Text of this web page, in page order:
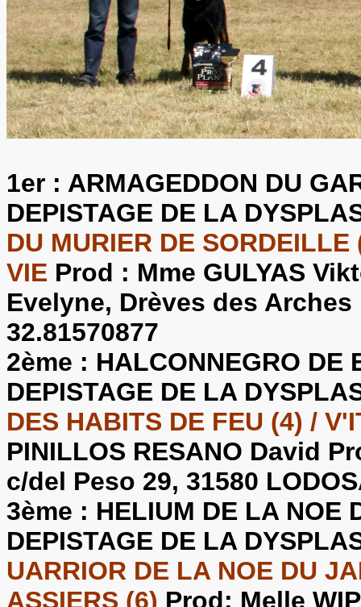
1er : ARMAGEDDON DU
DEPISTAGE DE LA
DU MURIER DE
VIE Prod : Mme GULYAS
Evelyne, Drèves des Arches
32.81570877
2ème : HALCONNEGRO DE
DEPISTAGE DE LA
DES HABITS DE FEU (4) /
PINILLOS RESANO David
c/del Peso 29, 31580
3ème : HELIUM DE LA NOE
DEPISTAGE DE LA
UARRIOR DE LA NOE DU
ASSIERS (6) Prod: Melle